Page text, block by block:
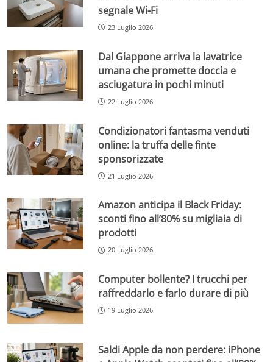
segnale Wi-Fi
23 Luglio 2026
Dal Giappone arriva la lavatrice
umana che promette doccia e
asciugatura in pochi minuti
22 Luglio 2026
Condizionatori fantasma venduti
online: la truffa delle finte
sponsorizzate
21 Luglio 2026
Amazon anticipa il Black Friday:
sconti fino all’80% su migliaia di
prodotti
20 Luglio 2026
Computer bollente? I trucchi per
raffreddarlo e farlo durare di più
19 Luglio 2026
Saldi Apple da non perdere: iPhone